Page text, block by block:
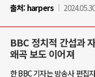
출처: harpers
BBC 정치적 간섭과
왜곡 보도 이어져
한 BBC 기자는 방송사 편집